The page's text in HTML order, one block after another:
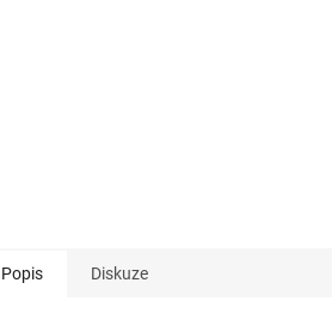
Popis Diskuze